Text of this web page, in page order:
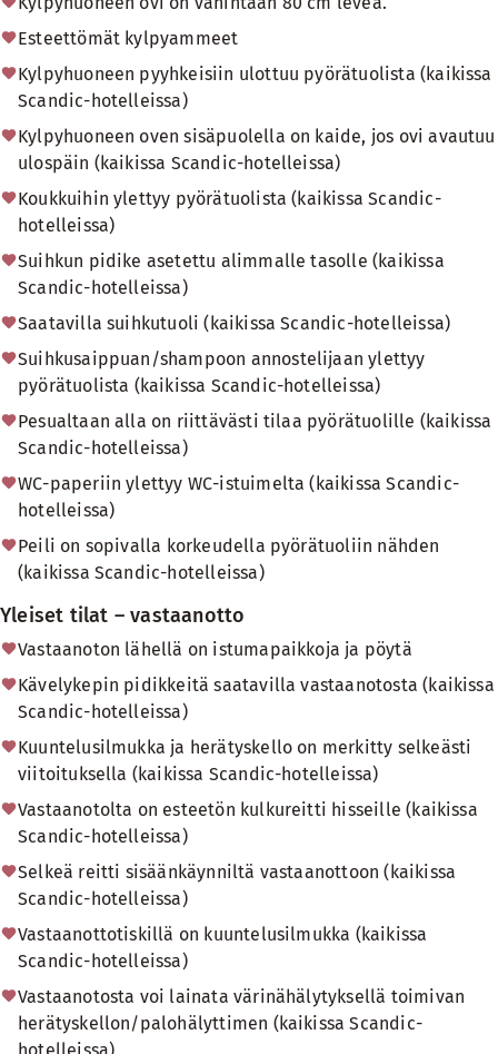
Esteettömät kylpyammeet
Kylpyhuoneen pyyhkeisiin ulottuu pyörätuolista (kaikissa
Scandic-hotelleissa)
Kylpyhuoneen oven sisäpuolella on kaide, jos ovi avautuu
ulospäin (kaikissa Scandic-hotelleissa)
Koukkuihin ylettyy pyörätuolista (kaikissa Scandic-
hotelleissa)
Suihkun pidike asetettu alimmalle tasolle (kaikissa
Scandic-hotelleissa)
Saatavilla suihkutuoli (kaikissa Scandic-hotelleissa)
Suihkusaippuan/shampoon annostelijaan ylettyy
pyörätuolista (kaikissa Scandic-hotelleissa)
Pesualtaan alla on riittävästi tilaa pyörätuolille (kaikissa
Scandic-hotelleissa)
WC-paperiin ylettyy WC-istuimelta (kaikissa Scandic-
hotelleissa)
Peili on sopivalla korkeudella pyörätuoliin nähden
(kaikissa Scandic-hotelleissa)
Yleiset tilat – vastaanotto
Vastaanoton lähellä on istumapaikkoja ja pöytä
Kävelykepin pidikkeitä saatavilla vastaanotosta (kaikissa
Scandic-hotelleissa)
Kuuntelusilmukka ja herätyskello on merkitty selkeästi
viitoituksella (kaikissa Scandic-hotelleissa)
Vastaanotolta on esteetön kulkureitti hisseille (kaikissa
Scandic-hotelleissa)
Selkeä reitti sisäänkäynniltä vastaanottoon (kaikissa
Scandic-hotelleissa)
Vastaanottotiskillä on kuuntelusilmukka (kaikissa
Scandic-hotelleissa)
Vastaanotosta voi lainata värinähälytyksellä toimivan
herätyskellon/palohälyttimen (kaikissa Scandic-